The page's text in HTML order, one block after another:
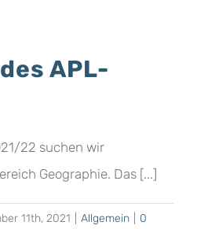
APL-
22 suchen wir
Geographie. Das [...]
11th, 2021 Allgemein 0